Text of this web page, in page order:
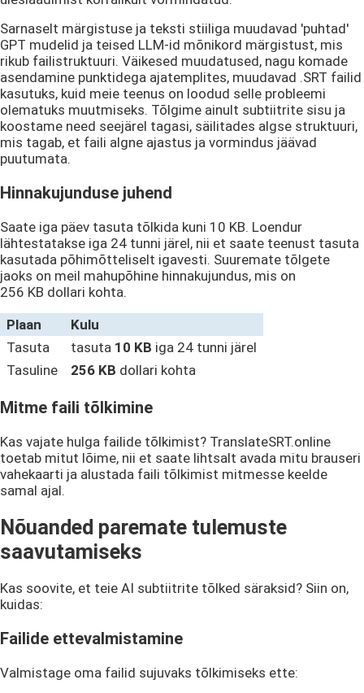
Sarnaselt märgistuse ja teksti stiiliga muudavad 'puhtad'
GPT mudelid ja teised LLM-id mõnikord märgistust, mis
rikub failistruktuuri. Väikesed muudatused, nagu komade
asendamine punktidega ajatemplites, muudavad .SRT failid
kasutuks, kuid meie teenus on loodud selle probleemi
olematuks muutmiseks. Tõlgime ainult subtiitrite sisu ja
koostame need seejärel tagasi, säilitades algse struktuuri,
mis tagab, et faili algne ajastus ja vormindus jäävad
puutumata.
Hinnakujunduse juhend
Saate iga päev tasuta tõlkida kuni 10 KB. Loendur
lähtestatakse iga 24 tunni järel, nii et saate teenust tasuta
kasutada põhimõtteliselt igavesti. Suuremate tõlgete
jaoks on meil mahupõhine hinnakujundus, mis on
256 KB dollari kohta.
Plaan
Kulu
Tasuta
tasuta 10 KB iga 24 tunni järel
Tasuline
256 KB dollari kohta
Mitme faili tõlkimine
Kas vajate hulga failide tõlkimist? TranslateSRT.online
toetab mitut lõime, nii et saate lihtsalt avada mitu brauseri
vahekaarti ja alustada faili tõlkimist mitmesse keelde
samal ajal.
Nõuanded paremate tulemuste
saavutamiseks
Kas soovite, et teie AI subtiitrite tõlked säraksid? Siin on,
kuidas:
Failide ettevalmistamine
Valmistage oma failid sujuvaks tõlkimiseks ette: